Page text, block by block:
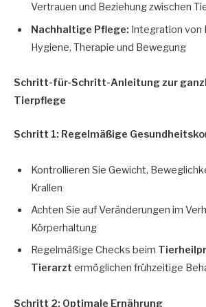
Vertrauen und Beziehung zwischen
Nachhaltige Pflege: Integration von
Hygiene, Therapie und Bewegung
Schritt-für-Schritt-Anleitung zur
Tierpflege
Schritt 1: Regelmäßige
Kontrollieren Sie Gewicht,
Krallen
Achten Sie auf Veränderungen im
Körperhaltung
Regelmäßige Checks beim
Tierarzt ermöglichen frühzeitige
Schritt 2: Optimale Ernährung